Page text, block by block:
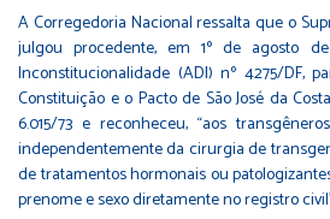
A Corregedoria Nacional ressalta que o
julgou procedente, em 1º de agosto
Inconstitucionalidade (ADI) nº 4275/DF,
Constituição e o Pacto de São José da
6.015/73 e reconheceu, “aos
independentemente da cirurgia de
de tratamentos hormonais ou
prenome e sexo diretamente no registro